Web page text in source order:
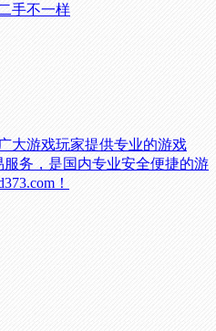
手不一样
大游戏玩家提供专业的游戏
务，是国内专业安全便捷的游
！